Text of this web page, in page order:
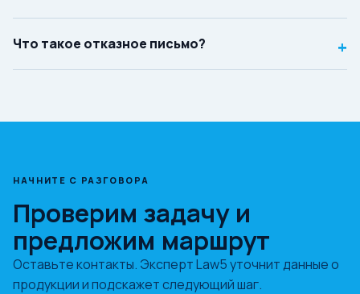
Что такое отказное письмо? +
НАЧНИТЕ С РАЗГОВОРА
Проверим задачу и
предложим маршрут
Оставьте контакты. Эксперт Law5 уточнит данные о
продукции и подскажет следующий шаг.